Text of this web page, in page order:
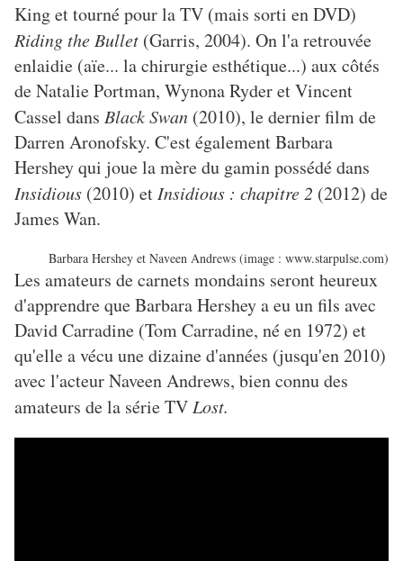
King et tourné pour la TV (mais sorti en DVD)
Riding the Bullet (Garris, 2004). On l'a retrouvée
enlaidie (aïe... la chirurgie esthétique...) aux côtés
de Natalie Portman, Wynona Ryder et Vincent
Cassel dans Black Swan (2010), le dernier film de
Darren Aronofsky. C'est également Barbara
Hershey qui joue la mère du gamin possédé dans
Insidious (2010) et Insidious : chapitre 2 (2012) de
James Wan.
Barbara Hershey et Naveen Andrews (image : www.starpulse.com)
Les amateurs de carnets mondains seront heureux
d'apprendre que Barbara Hershey a eu un fils avec
David Carradine (Tom Carradine, né en 1972) et
qu'elle a vécu une dizaine d'années (jusqu'en 2010)
avec l'acteur Naveen Andrews, bien connu des
amateurs de la série TV Lost.